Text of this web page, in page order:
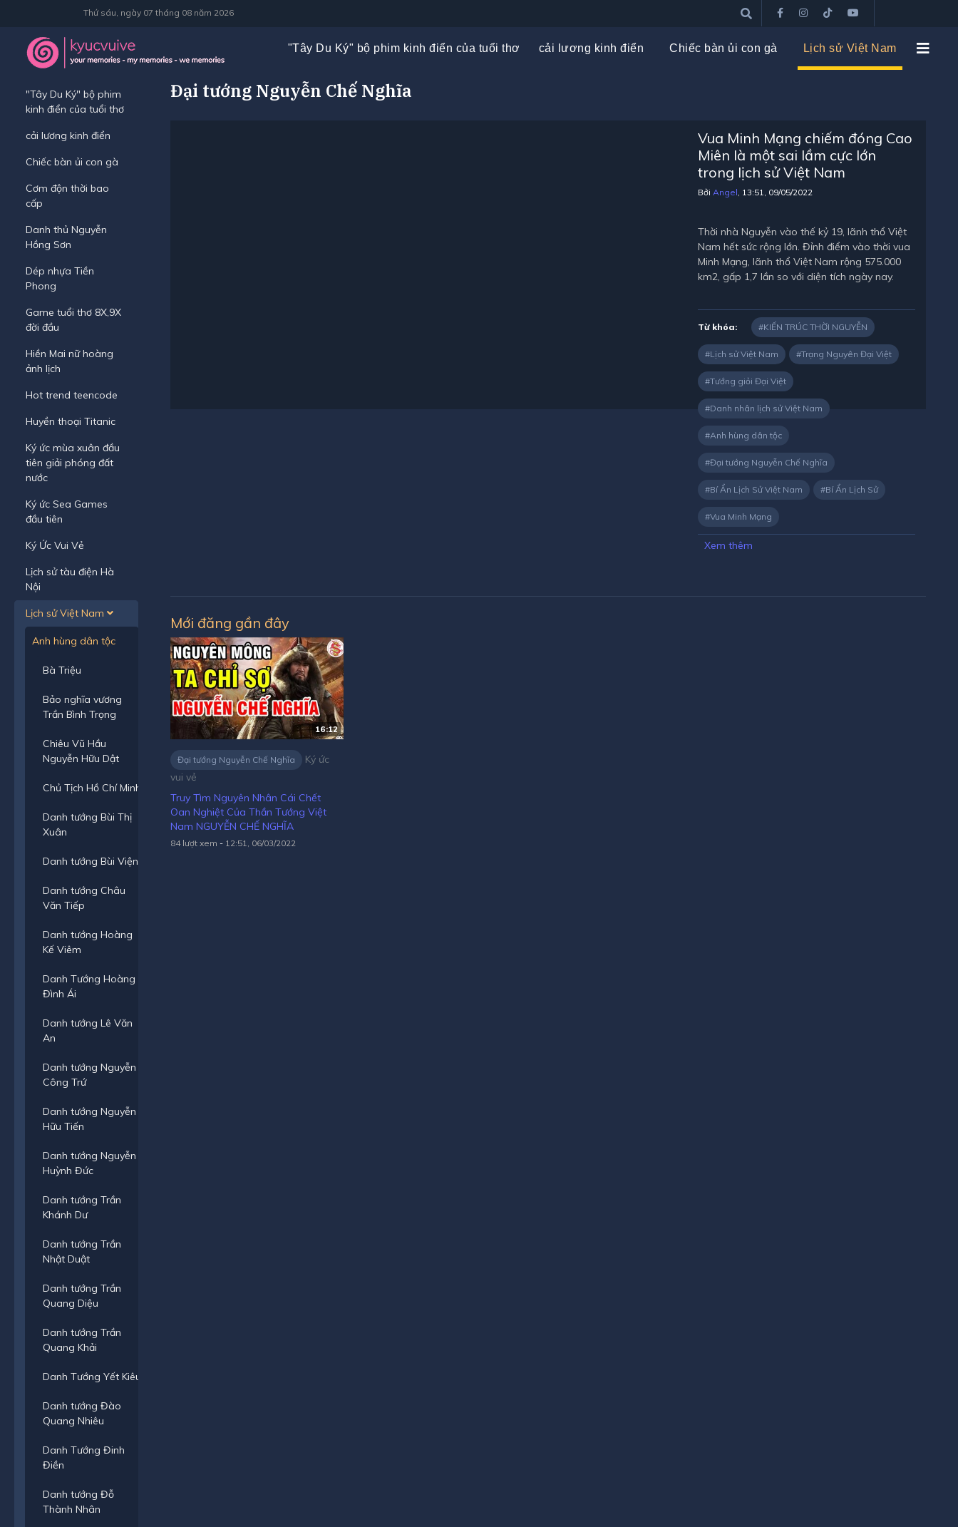
Thứ sáu, ngày 07 tháng 08 năm 2026
"Tây Du Ký" bộ phim kinh điển của tuổi thơ cải lương kinh điển Chiếc bàn ủi con gà Lịch sử Việt Nam
"Tây Du Ký" bộ phim
kinh điển của tuổi thơ
cải lương kinh điển
Chiếc bàn ủi con gà
Cơm độn thời bao
cấp
Danh thủ Nguyễn
Hồng Sơn
Dép nhựa Tiền
Phong
Game tuổi thơ 8X,9X
đời đầu
Hiền Mai nữ hoàng
ảnh lịch
Hot trend teencode
Huyền thoại Titanic
Ký ức mùa xuân đầu
tiên giải phóng đất
nước
Ký ức Sea Games
đầu tiên
Ký Ức Vui Vẻ
Lịch sử tàu điện Hà
Nội
Lịch sử Việt Nam
Anh hùng dân tộc
Bà Triệu
Bảo nghĩa vương
Trần Bình Trọng
Chiêu Vũ Hầu
Nguyễn Hữu Dật
Chủ Tịch Hồ Chí Minh
Danh tướng Bùi Thị
Xuân
Danh tướng Bùi Viện
Danh tướng Châu
Văn Tiếp
Danh tướng Hoàng
Kế Viêm
Danh Tướng Hoàng
Đình Ái
Danh tướng Lê Văn
An
Danh tướng Nguyễn
Công Trứ
Danh tướng Nguyễn
Hữu Tiến
Danh tướng Nguyễn
Huỳnh Đức
Danh tướng Trần
Khánh Dư
Danh tướng Trần
Nhật Duật
Danh tướng Trần
Quang Diệu
Danh tướng Trần
Quang Khải
Danh Tướng Yết Kiêu
Danh tướng Đào
Quang Nhiêu
Danh Tướng Đinh
Điền
Danh tướng Đỗ
Thành Nhân
Đại tướng Nguyễn Chế Nghĩa
Vua Minh Mạng chiếm đóng Cao
Miên là một sai lầm cực lớn
trong lịch sử Việt Nam
Bởi Angel, 13:51, 09/05/2022
Thời nhà Nguyễn vào thế kỷ 19, lãnh thổ Việt
Nam hết sức rộng lớn. Đỉnh điểm vào thời vua
Minh Mạng, lãnh thổ Việt Nam rộng 575.000
km2, gấp 1,7 lần so với diện tích ngày nay.
Từ khóa: KIẾN TRÚC THỜI NGUYỄN
Lịch sử Việt Nam Trạng Nguyên Đại Việt
Tướng giỏi Đại Việt
Danh nhân lịch sử Việt Nam
Anh hùng dân tộc
Đại tướng Nguyễn Chế Nghĩa
Bí Ẩn Lịch Sử Việt Nam Bí Ẩn Lịch Sử
Vua Minh Mạng
Xem thêm
Mới đăng gần đây
16:12
Đại tướng Nguyễn Chế Nghĩa
Ký ức
vui vẻ
Truy Tìm Nguyên Nhân Cái Chết
Oan Nghiệt Của Thần Tướng Việt
Nam NGUYỄN CHẾ NGHĨA
84 lượt xem - 12:51, 06/03/2022